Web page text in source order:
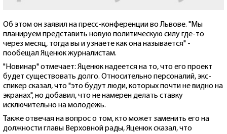
Об этом он заявил на пресс-конференции во Львове. "Мы
планируем представить новую политическую силу где-то
через месяц, тогда вы и узнаете как она называется" -
пообещал Яценюк журналистам.
"Новинар" отмечает: Яценюк надеется на то, что его проект
будет существовать долго. Относительно персоналий, экс-
спикер сказал, что "это будут люди, которых почти не видно на
экранах", но добавил, что не намерен делать ставку
исключительно на молодежь.
Также отвечая на вопрос о том, кто может заменить его на
должности главы Верховной рады, Яценюк сказал, что